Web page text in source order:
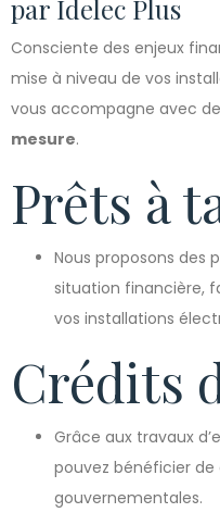
par Idelec Plus
Consciente des enjeux
mise à niveau de vos
vous accompagne avec
mesure.
Prêts à
Nous proposons des
situation financière,
vos installations
Crédits
Grâce aux travaux
pouvez bénéficier de
gouvernementales.